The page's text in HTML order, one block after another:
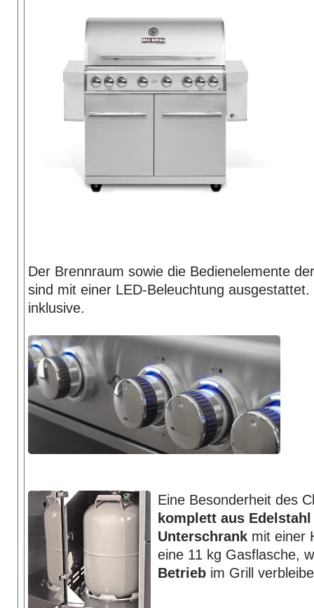
Der Brennraum sowie die Bedienelemente
sind mit einer LED-Beleuchtung
inklusive.
Eine Besonderheit des
komplett aus Edelstahl
Unterschrank mit einer
eine 11 kg Gas­flasche,
Betrieb im Grill